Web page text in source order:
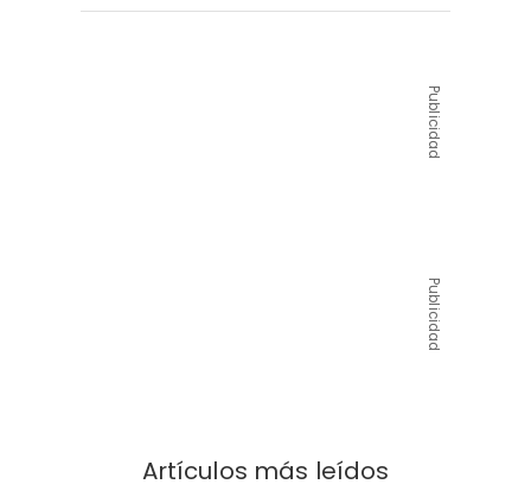
Publicidad
Publicidad
Artículos más leídos